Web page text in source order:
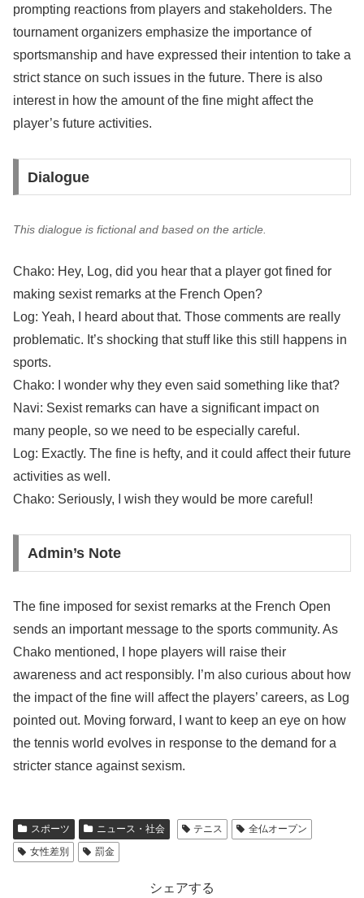
prompting reactions from players and stakeholders. The
tournament organizers emphasize the importance of
sportsmanship and have expressed their intention to take a
strict stance on such issues in the future. There is also
interest in how the amount of the fine might affect the
player’s future activities.
Dialogue
This dialogue is fictional and based on the article.
Chako: Hey, Log, did you hear that a player got fined for
making sexist remarks at the French Open?
Log: Yeah, I heard about that. Those comments are really
problematic. It’s shocking that stuff like this still happens in
sports.
Chako: I wonder why they even said something like that?
Navi: Sexist remarks can have a significant impact on
many people, so we need to be especially careful.
Log: Exactly. The fine is hefty, and it could affect their future
activities as well.
Chako: Seriously, I wish they would be more careful!
Admin’s Note
The fine imposed for sexist remarks at the French Open
sends an important message to the sports community. As
Chako mentioned, I hope players will raise their
awareness and act responsibly. I’m also curious about how
the impact of the fine will affect the players’ careers, as Log
pointed out. Moving forward, I want to keep an eye on how
the tennis world evolves in response to the demand for a
stricter stance against sexism.
スポーツ ニュース・社会 テニス
全仏オープン
女性差別
罰金
シェアする